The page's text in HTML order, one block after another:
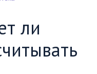
ли